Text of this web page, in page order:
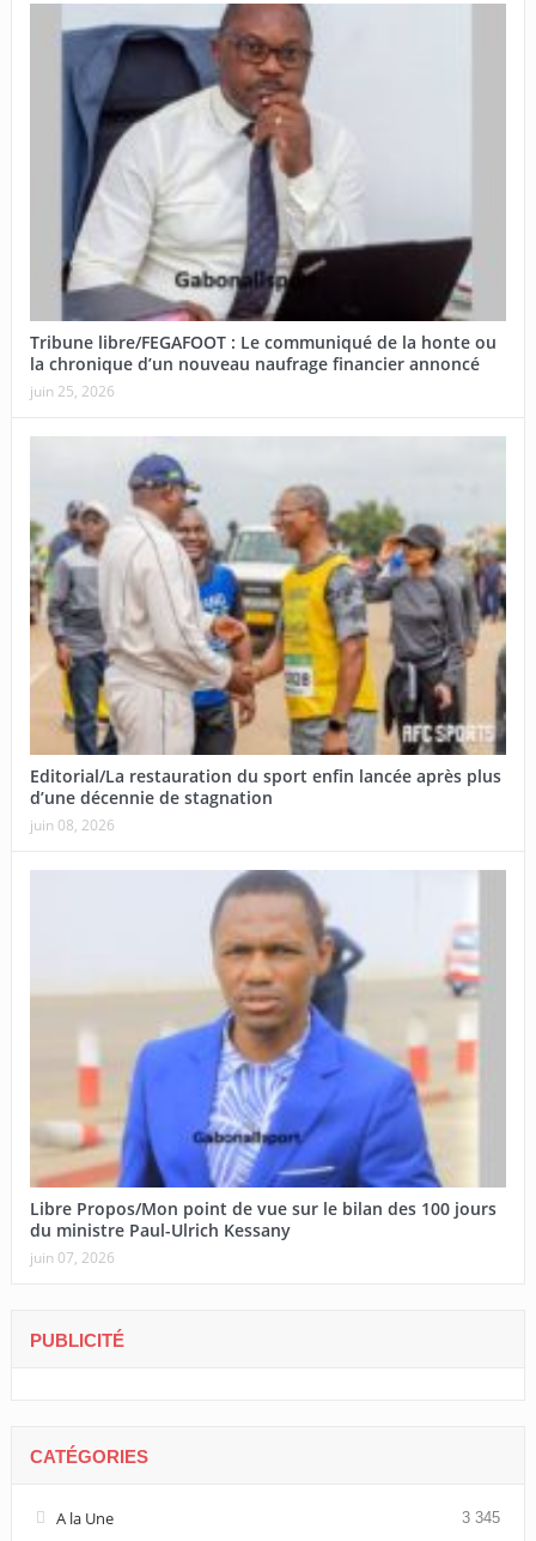
Tribune libre/FEGAFOOT : Le communiqué de la honte ou
la chronique d’un nouveau naufrage financier annoncé
juin 25, 2026
Editorial/La restauration du sport enfin lancée après plus
d’une décennie de stagnation
juin 08, 2026
Libre Propos/Mon point de vue sur le bilan des 100 jours
du ministre Paul-Ulrich Kessany
juin 07, 2026
PUBLICITÉ
CATÉGORIES
A la Une 3 345